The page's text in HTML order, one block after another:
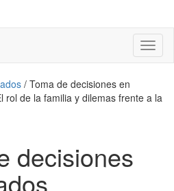
/ Toma de decisiones en
rol de la familia y dilemas frente a la
decisiones